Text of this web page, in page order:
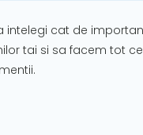
intelegi cat de
tai si sa facem tot